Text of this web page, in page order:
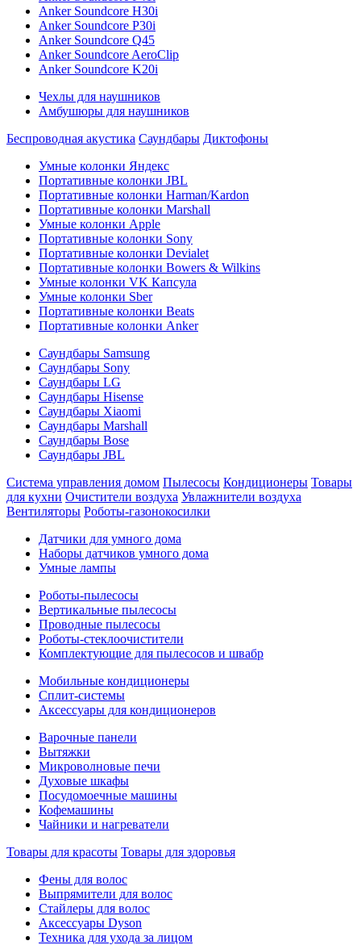
Anker Soundcore H30i
Anker Soundcore P30i
Anker Soundcore Q45
Anker Soundcore AeroClip
Anker Soundcore K20i
Чехлы для наушников
Амбушюры для наушников
Беспроводная акустика Саундбары Диктофоны
Умные колонки Яндекс
Портативные колонки JBL
Портативные колонки Harman/Kardon
Портативные колонки Marshall
Умные колонки Apple
Портативные колонки Sony
Портативные колонки Devialet
Портативные колонки Bowers & Wilkins
Умные колонки VK Капсула
Умные колонки Sber
Портативные колонки Beats
Портативные колонки Anker
Саундбары Samsung
Саундбары Sony
Саундбары LG
Саундбары Hisense
Саундбары Xiaomi
Саундбары Marshall
Саундбары Bose
Саундбары JBL
Система управления домом Пылесосы Кондиционеры Товары
для кухни Очистители воздуха Увлажнители воздуха
Вентиляторы Роботы-газонокосилки
Датчики для умного дома
Наборы датчиков умного дома
Умные лампы
Роботы-пылесосы
Вертикальные пылесосы
Проводные пылесосы
Роботы-стеклоочистители
Комплектующие для пылесосов и швабр
Мобильные кондиционеры
Сплит-системы
Аксессуары для кондиционеров
Варочные панели
Вытяжки
Микроволновые печи
Духовые шкафы
Посудомоечные машины
Кофемашины
Чайники и нагреватели
Товары для красоты Товары для здоровья
Фены для волос
Выпрямители для волос
Стайлеры для волос
Аксессуары Dyson
Техника для ухода за лицом